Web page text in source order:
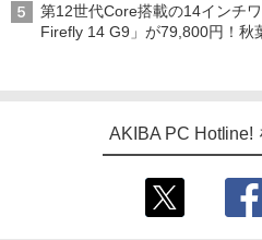
第12世代Core搭載の14インチ
Firefly 14 G9」が79,800円！秋
AKIBA PC Hotline!